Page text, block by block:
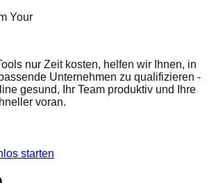
Your
nur Zeit kosten, helfen wir Ihnen, in
Unternehmen zu qualifizieren -
gesund, Ihr Team produktiv und Ihre
voran.
starten